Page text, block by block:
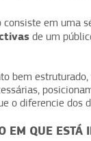
em uma
de um
bem
o diferencie dos
EM QUE ESTÁ